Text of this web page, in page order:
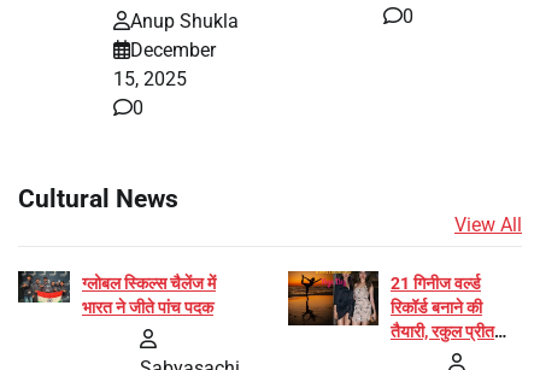
Anup Shukla
December
15, 2025
0
0
Cultural News
View All
ग्लोबल स्किल्स चैलेंज में
भारत ने जीते पांच पदक
21 गिनीज वर्ल्ड
रिकॉर्ड बनाने की
तैयारी, रकुल प्रीत
और प्रज्ञा जायसवाल